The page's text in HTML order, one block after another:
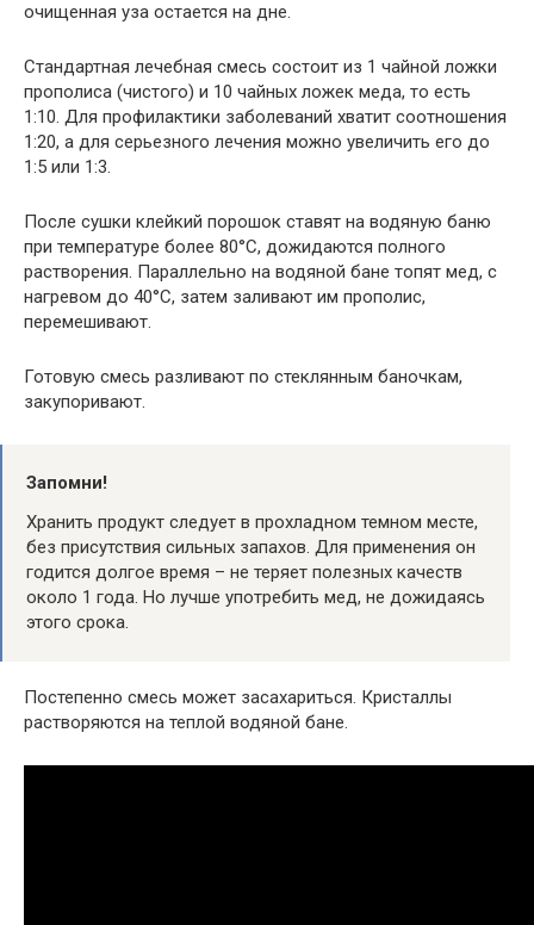
очищенная уза остается на дне.
Стандартная лечебная смесь состоит из 1 чайной ложки
прополиса (чистого) и 10 чайных ложек меда, то есть
1:10. Для профилактики заболеваний хватит соотношения
1:20, а для серьезного лечения можно увеличить его до
1:5 или 1:3.
После сушки клейкий порошок ставят на водяную баню
при температуре более 80°C, дожидаются полного
растворения. Параллельно на водяной бане топят мед, с
нагревом до 40°C, затем заливают им прополис,
перемешивают.
Готовую смесь разливают по стеклянным баночкам,
закупоривают.
Запомни!
Хранить продукт следует в прохладном темном месте,
без присутствия сильных запахов. Для применения он
годится долгое время – не теряет полезных качеств
около 1 года. Но лучше употребить мед, не дожидаясь
этого срока.
Постепенно смесь может засахариться. Кристаллы
растворяются на теплой водяной бане.